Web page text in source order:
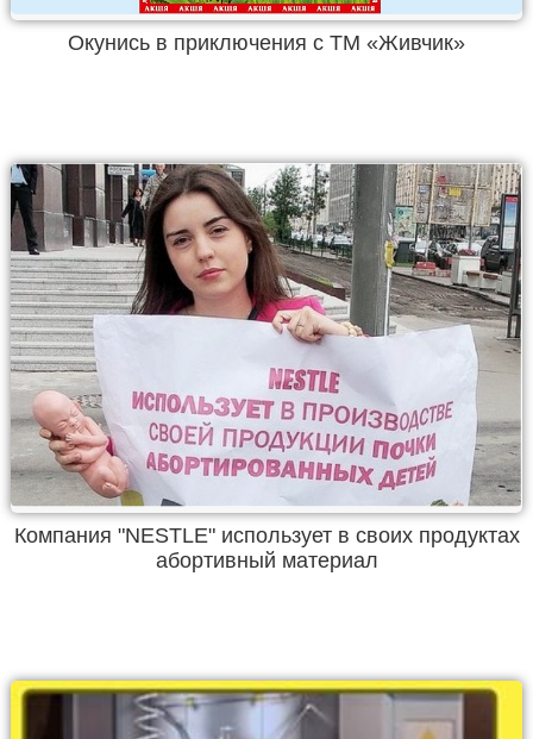
Окунись в приключения с ТМ «Живчик»
Компания "NESTLE" использует в своих продуктах
абортивный материал